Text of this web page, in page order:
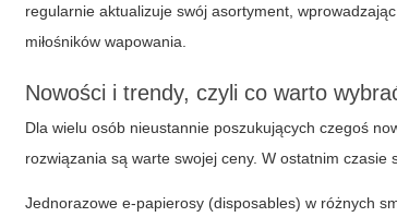
regularnie aktualizuje swój asortyment,
miłośników wapowania.
Nowości i trendy, czyli co warto
Dla wielu osób nieustannie poszukujących czegoś
rozwiązania są warte swojej ceny. W ostatnim czasie
Jednorazowe e-papierosy (disposables) w różnych